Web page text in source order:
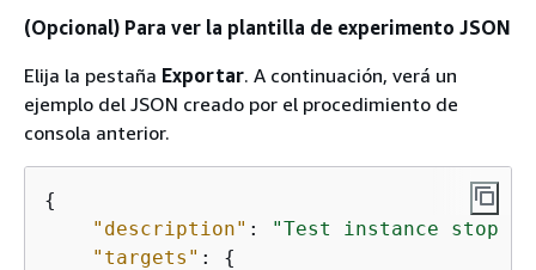
(Opcional) Para ver la plantilla de experimento JSON
Elija la pestaña Exportar. A continuación, verá un
ejemplo del JSON creado por el procedimiento de
consola anterior.
{
"description" :
"Test instance stop
"targets" : {